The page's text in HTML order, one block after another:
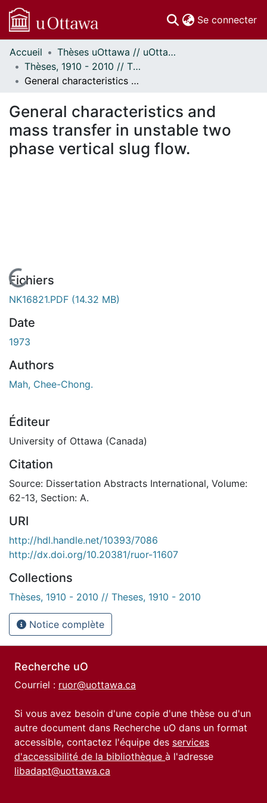
Se connecter
Communautés
et collections
Parcourir
À propos
Accueil
Thèses uOttawa // uOttawa Theses
Thèses, 1910 - 2010 // Theses, 1910 - 2010
General characteristics and mass transfer in unstable two phase vertical slug flow.
General characteristics and
mass transfer in unstable two
phase vertical slug flow.
En cours de chargement...
Fichiers
NK16821.PDF (14.32 MB)
Date
1973
Authors
Mah, Chee-Chong.
Éditeur
University of Ottawa (Canada)
Citation
Source: Dissertation Abstracts International, Volume:
62-13, Section: A.
URI
http://hdl.handle.net/10393/7086
http://dx.doi.org/10.20381/ruor-11607
Collections
Thèses, 1910 - 2010 // Theses, 1910 - 2010
Notice complète
Recherche uO
Courriel : ruor@uottawa.ca
Si vous avez besoin d'une copie d'une thèse ou d'un
autre document dans Recherche uO dans un format
accessible, contactez l'équipe des services
d'accessibilité de la bibliothèque à l'adresse
libadapt@uottawa.ca